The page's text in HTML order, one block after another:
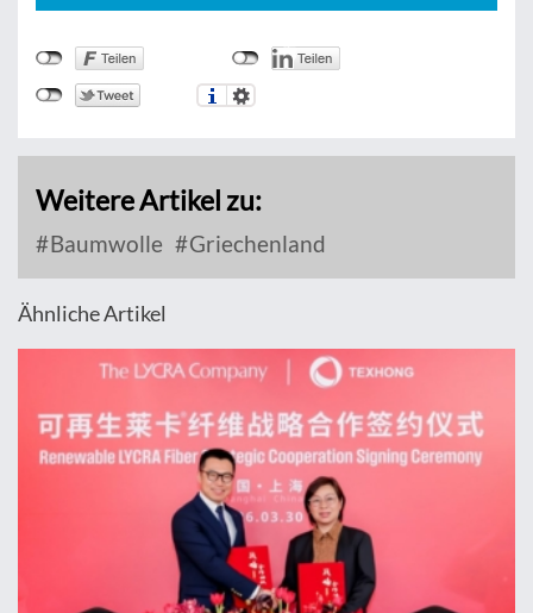
Weitere Artikel zu:
Baumwolle Griechenland
Ähnliche Artikel